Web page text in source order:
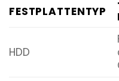
FESTPLATTENTYP
HDD